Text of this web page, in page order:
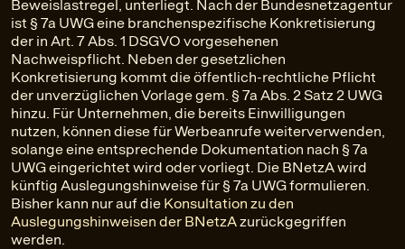
Beweislastregel, unterliegt. Nach der Bundesnetzagentur
ist § 7a UWG eine branchenspezifische Konkretisierung
der in Art. 7 Abs. 1 DSGVO vorgesehenen
Nachweispflicht. Neben der gesetzlichen
Konkretisierung kommt die öffentlich-rechtliche Pflicht
der unverzüglichen Vorlage gem. § 7a Abs. 2 Satz 2 UWG
hinzu. Für Unternehmen, die bereits Einwilligungen
nutzen, können diese für Werbeanrufe weiterverwenden,
solange eine entsprechende Dokumentation nach § 7a
UWG eingerichtet wird oder vorliegt. Die BNetzA wird
künftig Auslegungshinweise für § 7a UWG formulieren.
Bisher kann nur auf die Konsultation zu den
Auslegungshinweisen der BNetzAzurückgegriffen
werden.